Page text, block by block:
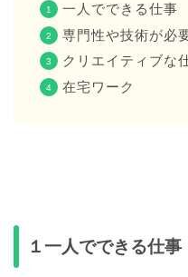
一人でできる仕事
専門性や技術が必
クリエイティブな
在宅ワーク
１一人でできる仕事